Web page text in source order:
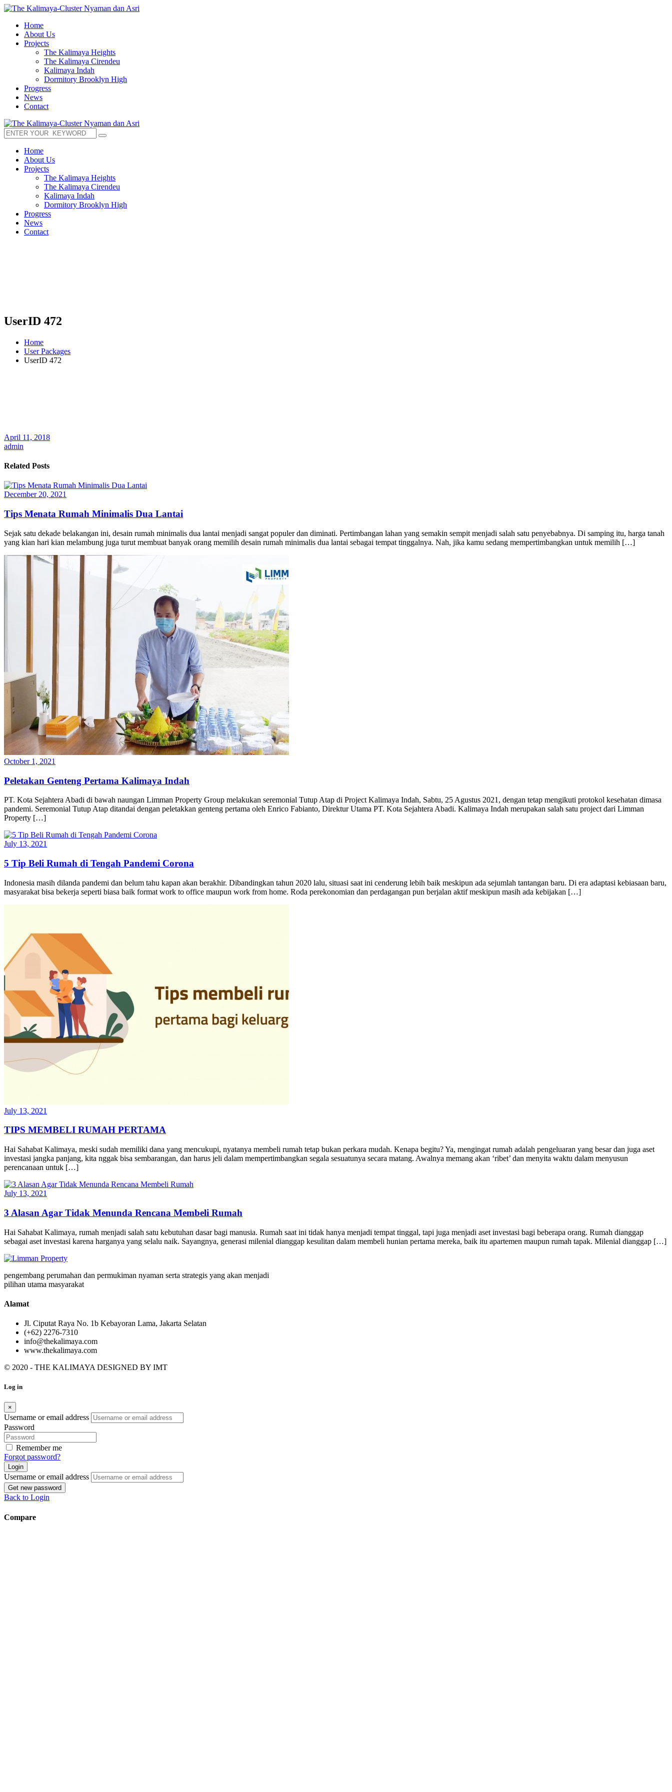
Home
About Us
Projects
The Kalimaya Heights
The Kalimaya Cirendeu
Kalimaya Indah
Dormitory Brooklyn High
Progress
News
Contact
Home
About Us
Projects
The Kalimaya Heights
The Kalimaya Cirendeu
Kalimaya Indah
Dormitory Brooklyn High
Progress
News
Contact
UserID 472
Home
User Packages
UserID 472
April 11, 2018
admin
Related Posts
December 20, 2021
Tips Menata Rumah Minimalis Dua Lantai
Sejak satu dekade belakangan ini, desain rumah minimalis dua lantai menjadi sangat populer dan diminati. Pertimbangan lahan yang semakin sempit menjadi salah satu penyebabnya. Di samping itu, harga tanah
yang kian hari kian melambung juga turut membuat banyak orang memilih desain rumah minimalis dua lantai sebagai tempat tinggalnya. Nah, jika kamu sedang mempertimbangkan untuk memilih […]
October 1, 2021
Peletakan Genteng Pertama Kalimaya Indah
PT. Kota Sejahtera Abadi di bawah naungan Limman Property Group melakukan seremonial Tutup Atap di Project Kalimaya Indah, Sabtu, 25 Agustus 2021, dengan tetap mengikuti protokol kesehatan dimasa
pandemi. Seremonial Tutup Atap ditandai dengan peletakkan genteng pertama oleh Enrico Fabianto, Direktur Utama PT. Kota Sejahtera Abadi. Kalimaya Indah merupakan salah satu project dari Limman
Property […]
July 13, 2021
5 Tip Beli Rumah di Tengah Pandemi Corona
Indonesia masih dilanda pandemi dan belum tahu kapan akan berakhir. Dibandingkan tahun 2020 lalu, situasi saat ini cenderung lebih baik meskipun ada sejumlah tantangan baru. Di era adaptasi kebiasaan baru,
masyarakat bisa bekerja seperti biasa baik format work to office maupun work from home. Roda perekonomian dan perdagangan pun berjalan aktif meskipun masih ada kebijakan […]
July 13, 2021
TIPS MEMBELI RUMAH PERTAMA
Hai Sahabat Kalimaya, meski sudah memiliki dana yang mencukupi, nyatanya membeli rumah tetap bukan perkara mudah. Kenapa begitu? Ya, mengingat rumah adalah pengeluaran yang besar dan juga aset
investasi jangka panjang, kita nggak bisa sembarangan, dan harus jeli dalam mempertimbangkan segala sesuatunya secara matang. Awalnya memang akan ‘ribet’ dan menyita waktu dalam menyusun
perencanaan untuk […]
July 13, 2021
3 Alasan Agar Tidak Menunda Rencana Membeli Rumah
Hai Sahabat Kalimaya, rumah menjadi salah satu kebutuhan dasar bagi manusia. Rumah saat ini tidak hanya menjadi tempat tinggal, tapi juga menjadi aset investasi bagi beberapa orang. Rumah dianggap
sebagai aset investasi karena harganya yang selalu naik. Sayangnya, generasi milenial dianggap kesulitan dalam membeli hunian pertama mereka, baik itu apartemen maupun rumah tapak. Milenial dianggap […]
pengembang perumahan dan permukiman nyaman serta strategis yang akan menjadi
pilihan utama masyarakat
Alamat
Jl. Ciputat Raya No. 1b Kebayoran Lama, Jakarta Selatan
(+62) 2276-7310
info@thekalimaya.com
www.thekalimaya.com
© 2020 - THE KALIMAYA DESIGNED BY IMT
Log in
×
Username or email address
Password
Remember me
Forgot password?
Login
Username or email address
Get new password
Back to Login
Compare